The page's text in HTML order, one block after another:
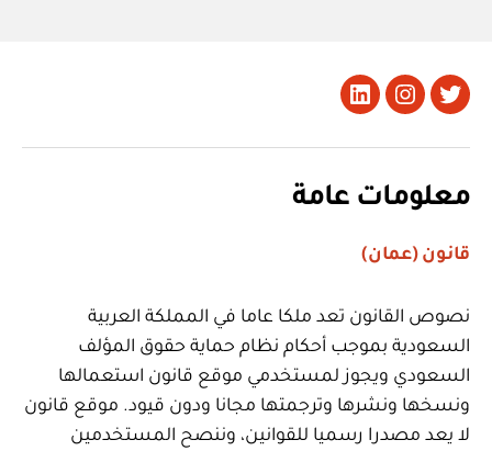
تويتر Instagram
LinkedIn
معلومات عامة
قانون (عمان)
نصوص القانون تعد ملكا عاما في المملكة العربية
السعودية بموجب أحكام نظام حماية حقوق المؤلف
السعودي ويجوز لمستخدمي موقع قانون استعمالها
ونسخها ونشرها وترجمتها مجانا ودون قيود. موقع قانون
لا يعد مصدرا رسميا للقوانين، وننصح المستخدمين